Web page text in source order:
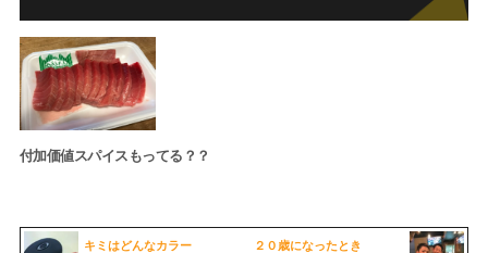
付加価値スパイスもってる？？
キミはどんなカラー
２０歳になったとき